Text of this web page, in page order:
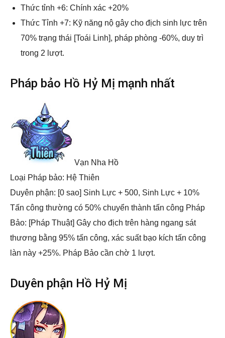
Thức tỉnh +6: Chính xác +20%
Thức Tỉnh +7: Kỹ năng nộ gây cho địch sinh lực trên
70% trạng thái [Toái Linh], pháp phòng -60%, duy trì
trong 2 lượt.
Pháp bảo Hồ Hỷ Mị mạnh nhất
Vạn Nha Hồ
Loại Pháp bảo: Hệ Thiên
Duyên phận: [0 sao] Sinh Lực + 500, Sinh Lực + 10%
Tấn công thường có 50% chuyển thành tấn công Pháp
Bảo: [Pháp Thuật] Gây cho địch trên hàng ngang sát
thương bằng 95% tấn công, xác suất bạo kích tấn công
làn này +25%. Pháp Bảo cần chờ 1 lượt.
Duyên phận Hồ Hỷ Mị